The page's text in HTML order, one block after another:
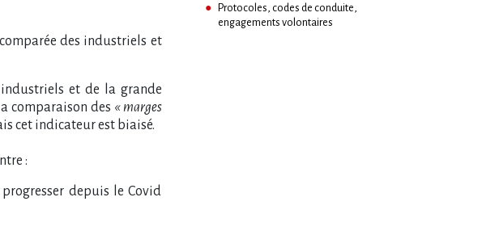
des industriels et
et de la grande
comparaison des « marges
cet indicateur est biaisé.
:
depuis le Covid
Protocoles, codes de conduite,
engagements volontaires